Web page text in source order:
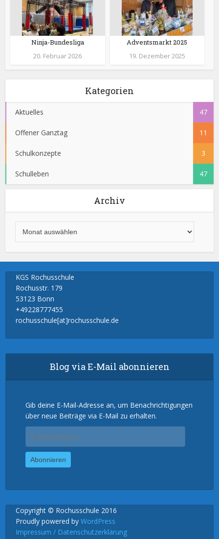
Ninja-Bundesliga
20. Februar 2026
Adventsmarkt 2025
19. Dezember 2025
Kategorien
Aktuelles 47
Offener Ganztag 11
Schulkonzepte 3
Schulleben 47
Archiv
KGS Rochusschule
Rochusstr. 179
53123 Bonn
+49228777455
rochusschule[at]rochusschule.de
Blog via E-Mail abonnieren
Gib deine E-Mail-Adresse an, um Benachrichtigungen
über neue Beiträge via E-Mail zu erhalten.
Mail-
Adresse
Abonnieren
Copyright © Rochusschule 2016
Proudly powered byWordPress
Impressum / Datenschutzerklärung